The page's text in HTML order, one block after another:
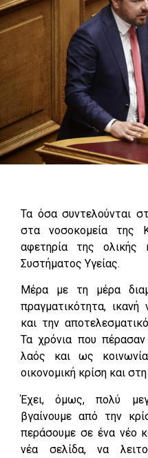
Τα όσα συντελούνται
στα νοσοκομεία της
αφετηρία της ολικής
Συστήματος Υγείας.
Μέρα με τη μέρα
πραγματικότητα,
και την
Τα χρόνια που
λαός και ως
οικονομική κρίση και
Έχει, όμως, πολύ
βγαίνουμε από την
περάσουμε σε ένα νέο
νέα σελίδα, να